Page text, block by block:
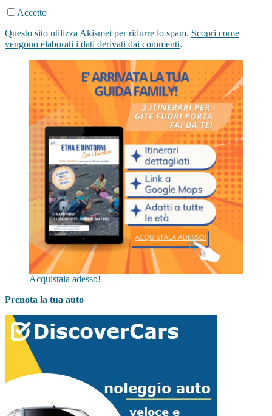
Accetto
Questo sito utilizza Akismet per ridurre lo spam. Scopri come
vengono elaborati i dati derivati dai commenti.
Acquistala adesso!
Prenota la tua auto